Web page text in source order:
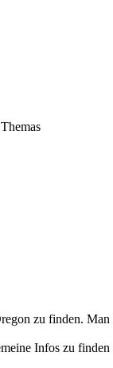
zu finden.
Infos zu